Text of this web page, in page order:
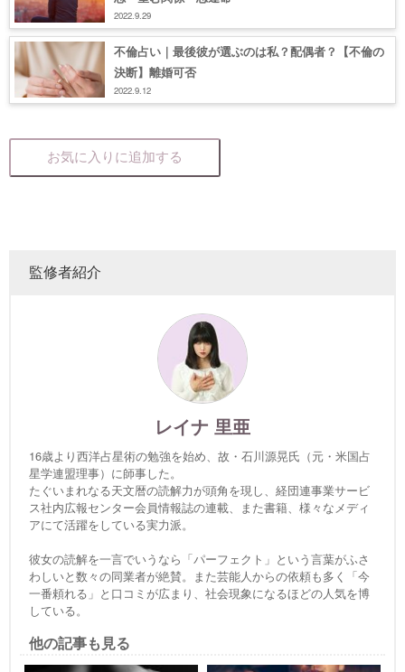
2022.9.29
不倫占い｜最後彼が選ぶのは私？配偶者？【不倫の
決断】離婚可否
2022.9.12
お気に入りに追加する
監修者紹介
レイナ 里亜
16歳より西洋占星術の勉強を始め、故・石川源晃氏（元・米国占
星学連盟理事）に師事した。
たぐいまれなる天文暦の読解力が頭角を現し、経団連事業サービ
ス社内広報センター会員情報誌の連載、また書籍、様々なメディ
アにて活躍をしている実力派。
彼女の読解を一言でいうなら「パーフェクト」という言葉がふさ
わしいと数々の同業者が絶賛。また芸能人からの依頼も多く「今
一番頼れる」と口コミが広まり、社会現象になるほどの人気を博
している。
他の記事も見る